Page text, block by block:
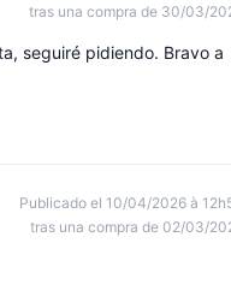
tras una compra de 30/03/
seguiré pidiendo. Bravo a
Publicado el 10/04/2026 à
tras una compra de 02/03/